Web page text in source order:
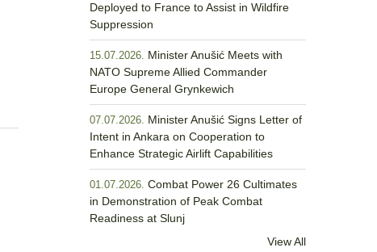
Deployed to France to Assist in Wildfire
Suppression
15.07.2026. Minister Anušić Meets with
NATO Supreme Allied Commander
Europe General Grynkewich
07.07.2026. Minister Anušić Signs Letter of
Intent in Ankara on Cooperation to
Enhance Strategic Airlift Capabilities
01.07.2026. Combat Power 26 Cultimates
in Demonstration of Peak Combat
Readiness at Slunj
View All